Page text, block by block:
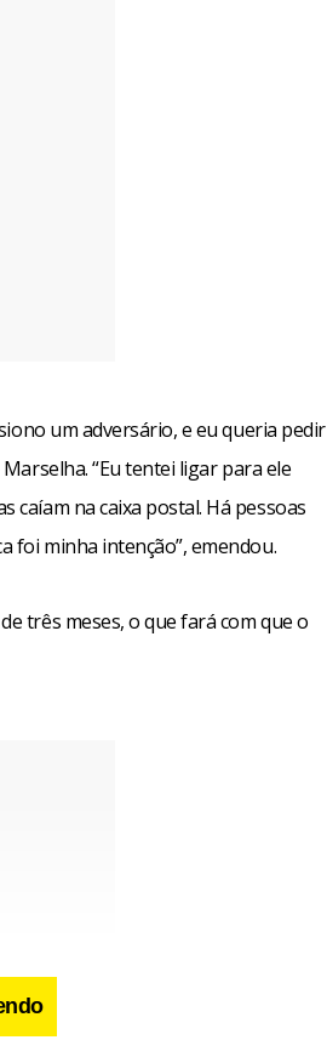
um adversário, e eu queria pedir
“Eu tentei ligar para ele
caíam na caixa postal. Há pessoas
foi minha intenção”, emendou.
três meses, o que fará com que o